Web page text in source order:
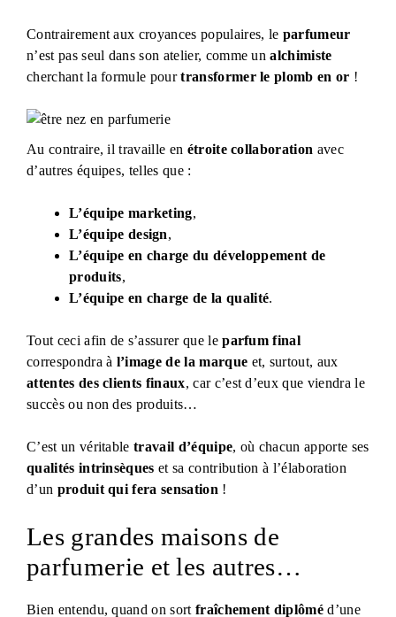
Contrairement aux croyances populaires, le parfumeur
n’est pas seul dans son atelier, comme unalchimiste
cherchant la formule pourtransformer le plomb en or !
Au contraire, il travaille en étroite collaboration avec
d’autres équipes, telles que :
L’équipe marketing,
L’équipe design,
L’équipe en charge du développement de
produits,
L’équipe en charge de la qualité.
Tout ceci afin de s’assurer que leparfum final
correspondra à l’image de la marque et, surtout, aux
attentes des clients finaux, car c’est d’eux que viendra le
succès ou non des produits…
C’est un véritabletravail d’équipe, où chacun apporte ses
qualités intrinsèques et sa contribution à l’élaboration
d’un produit qui fera sensation !
Les grandes maisons de
parfumerie et les autres…
Bien entendu, quand on sort fraîchement diplômé d’une